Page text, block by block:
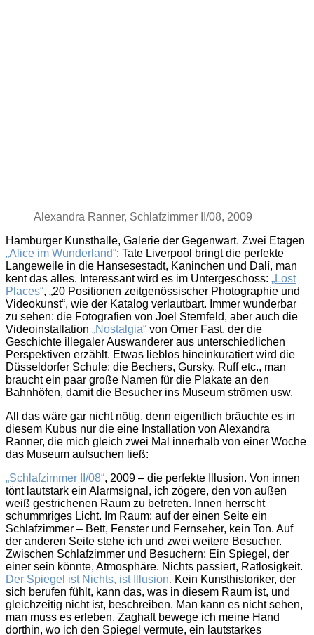
Alexandra Ranner, Schlafzimmer II/08, 2009
Hamburger Kunsthalle, Galerie der Gegenwart. Zwei Etagen
„Alice im Wunderland“: Tate Liverpool bringt die perfekte
Langeweile in die Hansesestadt, Kaninchen und Dalí, man
kent das alles. Interessant wird es im Untergeschoss: „Lost
Places“, „20 Positionen zeitgenössischer Photographie und
Videokunst“, wie der Katalog verlautbart. Immer wunderbar
zu sehen: die Fotografien von Joel Sternfeld, aber auch die
Videoinstallation „Nostalgia“ von Omer Fast, der die
Geschichte illegaler Auswanderer aus unterschiedlichen
Perspektiven erzählt. Etwas lieblos hineinkuratiert wird die
Düsseldorfer Schule: die Bechers, Gursky, Ruff etc., man
braucht ein paar große Namen für die Plakate an den
Bahnhöfen, damit die Besucher ins Museum strömen usw.
All das wäre gar nicht nötig, denn eigentlich bräuchte es in
diesem Kubus nur die eine Installation von Alexandra
Ranner, die mich gleich zwei Mal innerhalb von einer Woche
das Museum aufsuchen ließ:
„Schlafzimmer II/08“, 2009 – die perfekte Illusion. Von innen
tönt lautstark ein Alarmsignal, ich zögere, den von außen
weiß gestrichenen Raum zu betreten. Innen herrscht
schummriges Licht. Im Raum: auf der einen Seite ein
Schlafzimmer – Bett, Fenster und Fernseher, kein Ton. Auf
der anderen Seite stehe ich und zwei weitere Besucher.
Zwischen Schlafzimmer und Besuchern: Ein Spiegel, der
einer sein könnte, Atmosphäre. Nichts passiert, Ratlosigkeit.
Der Spiegel ist Nichts, ist Illusion. Kein Kunsthistoriker, der
sich berufen fühlt, kann das, was in diesem Raum ist, und
gleichzeitig nicht ist, beschreiben. Man kann es nicht sehen,
man muss es erleben. Zaghaft bewege ich meine Hand
dorthin, wo ich den Spiegel vermute, ein lautstarkes